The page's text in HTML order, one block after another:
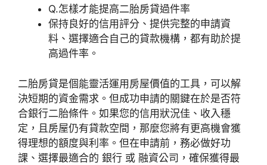
Q.怎樣才能提高二胎房貸過件率
保持良好的信用評分、提供完整的申請資
料、選擇適合自己的貸款機構，都有助於提
高過件率。
二胎房貸是個能靈活運用房屋價值的工具，可以解
決短期的資金需求。但成功申請的關鍵在於是否符
合銀行二胎條件。如果您的信用狀況佳、收入穩
定，且房屋仍有貸款空間，那麼您將有更高機會獲
得理想的額度與利率。但在申請前，務必做好功
課、選擇最適合的 銀行 或 融資公司，確保獲得最